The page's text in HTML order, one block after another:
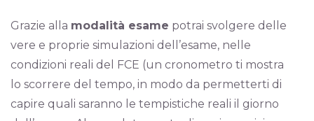
Grazie alla modalità esame potrai svolgere delle
vere e proprie simulazioni dell’esame, nelle
condizioni reali del FCE (un cronometro ti mostra
lo scorrere del tempo, in modo da permetterti di
capire quali saranno le tempistiche reali il giorno